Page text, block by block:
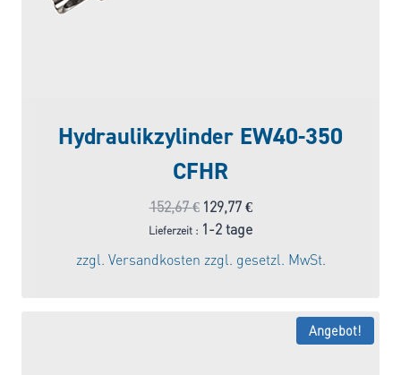
Hydraulikzylinder EW40-350
CFHR
152,67€ Ursprünglicher
Preis
war:
152,67 €
129,77 €Aktueller
Preis
Lieferzeit : 1-2 tage
zzgl. Versandkosten zzgl. gesetzl. MwSt.
Angebot!